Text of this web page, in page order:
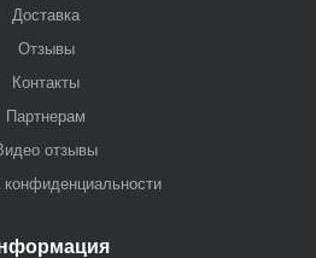
Доставка
Отзывы
Контакты
Партнерам
отзывы
конфиденциальности